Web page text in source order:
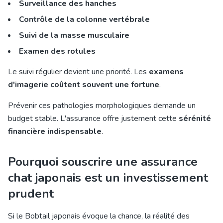
Surveillance des hanches
Contrôle de la colonne vertébrale
Suivi de la masse musculaire
Examen des rotules
Le suivi régulier devient une priorité. Les examens
d'imagerie coûtent souvent une fortune.
Prévenir ces pathologies morphologiques demande un
budget stable. L'assurance offre justement cette sérénité
financière indispensable.
Pourquoi souscrire une assurance
chat japonais est un investissement
prudent
Si le Bobtail japonais évoque la chance, la réalité des